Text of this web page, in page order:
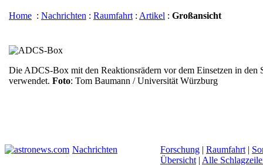
Home : Nachrichten : Raumfahrt : Artikel : Großansicht
Die ADCS-Box mit den Reaktionsrädern vor dem Einsetzen in
verwendet. Foto: Tom Baumann / Universität Würzburg
Nachrichten Forschung | Raumfahrt |
Übersicht | Alle